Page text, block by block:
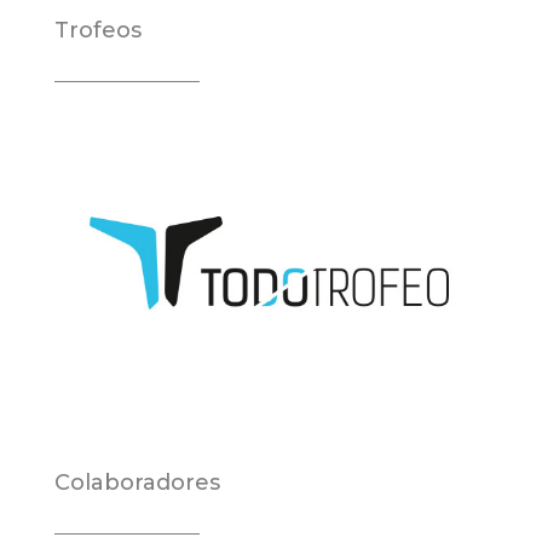
Trofeos
Colaboradores